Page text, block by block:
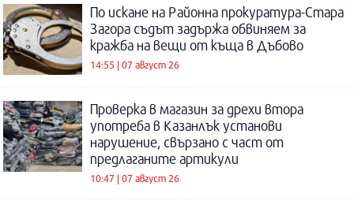
По искане на Районна прокуратура-Стара
Загора съдът задържа обвиняем за
кражба на вещи от къща в Дъбово
14:55 | 07 август 26
Проверка в магазин за дрехи втора
употреба в Казанлък установи
нарушение, свързано с част от
предлаганите артикули
10:47 | 07 август 26